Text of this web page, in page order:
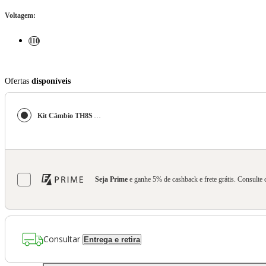
Voltagem:
110
Ofertas disponíveis
Kit Câmbio TH8S Add-on Shifter Thrustmaster Preto e Grafite para Múltiplas Plataformas
Seja Prime e ganhe 5% de cashback e frete grátis. Consulte
Consultar Entrega e retira